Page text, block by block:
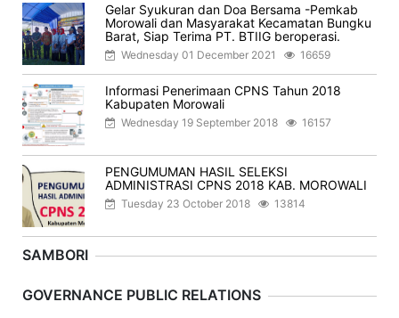
Gelar Syukuran dan Doa Bersama -Pemkab
Morowali dan Masyarakat Kecamatan Bungku
Barat, Siap Terima PT. BTIIG beroperasi.
Wednesday 01 December 2021 16659
Informasi Penerimaan CPNS Tahun 2018
Kabupaten Morowali
Wednesday 19 September 2018 16157
PENGUMUMAN HASIL SELEKSI
ADMINISTRASI CPNS 2018 KAB. MOROWALI
Tuesday 23 October 2018 13814
SAMBORI
Previous
GOVERNANCE PUBLIC RELATIONS